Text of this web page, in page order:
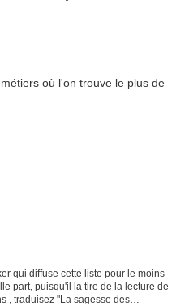
qui diffuse cette liste pour le moins
part, puisqu'il la tire de la lecture de
, traduisez "La sagesse des